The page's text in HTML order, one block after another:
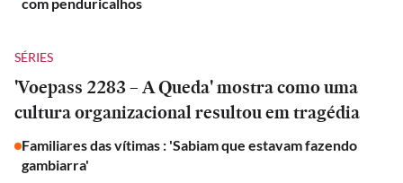
SÉRIES
'Voepass 2283 – A Queda' mostra como uma
cultura organizacional resultou em tragédia
Familiares das vítimas : 'Sabiam que estavam fazendo
gambiarra'